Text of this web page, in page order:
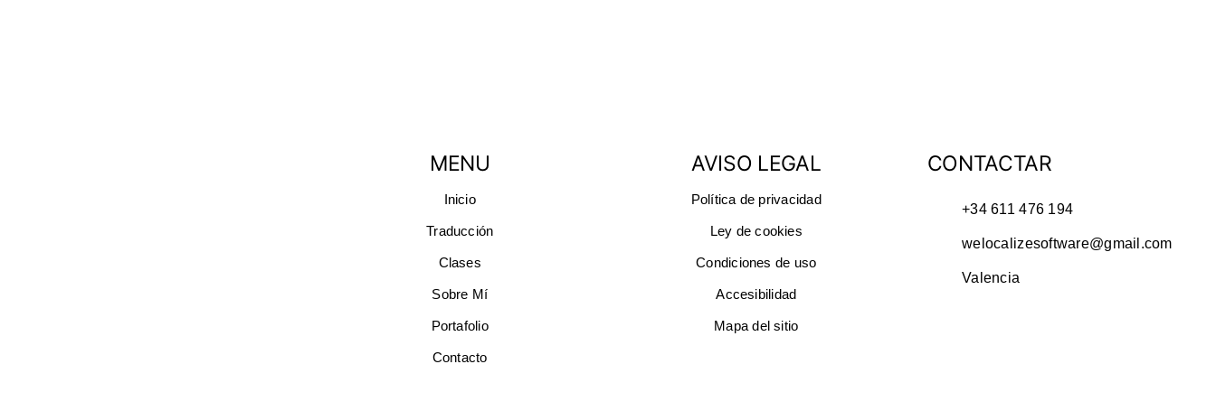
MENU
Inicio
Traducción
Clases
Sobre Mí
Portafolio
Contacto
AVISO LEGAL
Política de privacidad
Ley de cookies
Condiciones de uso
Accesibilidad
Mapa del sitio
CONTACTAR
+34 611 476 194
welocalizesoftware@gmail.com
Valencia